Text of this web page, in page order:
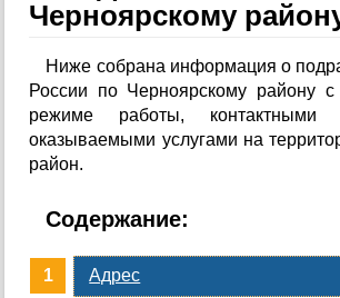
Черноярскому
Ниже собрана информация о
России по Черноярскому району
режиме работы, контактными
оказываемыми услугами на
район.
Содержание:
Адрес